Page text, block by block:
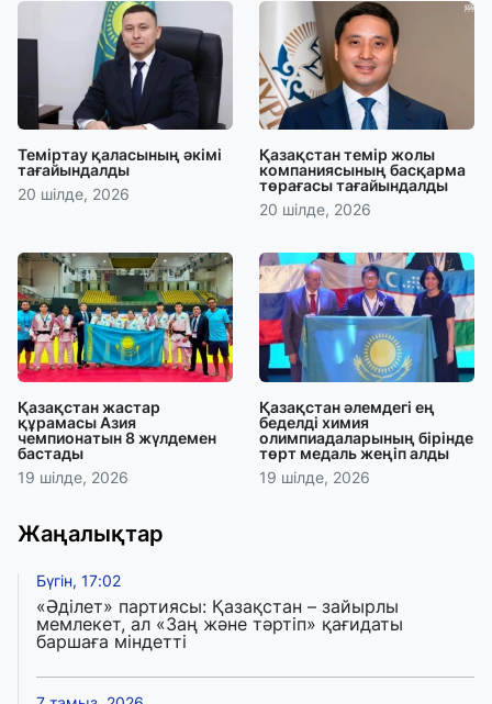
Теміртау қаласының әкімі
тағайындалды
20 шілде, 2026
Қазақстан темір жолы
компаниясының басқарма
төрағасы тағайындалды
20 шілде, 2026
Қазақстан жастар
құрамасы Азия
чемпионатын 8 жүлдемен
бастады
19 шілде, 2026
Қазақстан әлемдегі ең
беделді химия
олимпиадаларының бірінде
төрт медаль жеңіп алды
19 шілде, 2026
Жаңалықтар
Бүгін, 17:02
«Әділет» партиясы: Қазақстан – зайырлы
мемлекет, ал «Заң және тәртіп» қағидаты
баршаға міндетті